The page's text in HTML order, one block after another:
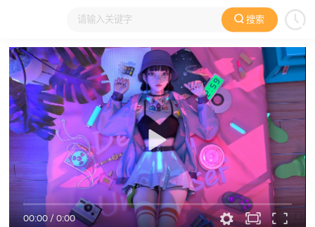
搜索
大家在看 日本动漫 国产动漫 欧美动漫 动漫电影
00:00/0:00